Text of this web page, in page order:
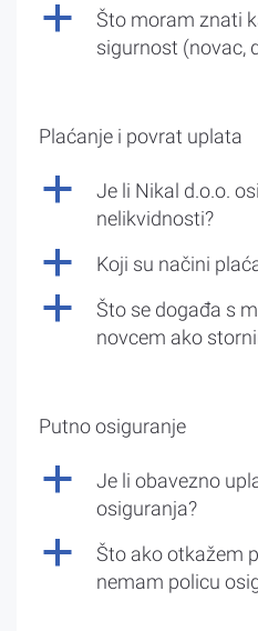
a
Što moram znati
sigurnost (novac,
Plaćanje i povrat uplata
a
Je li Nikal d.o.o.
nelikvidnosti?
a Koji su načini
a
Što se događa s
novcem ako
Putno osiguranje
a
Je li obavezno
osiguranja?
a
Što ako otkažem
nemam policu